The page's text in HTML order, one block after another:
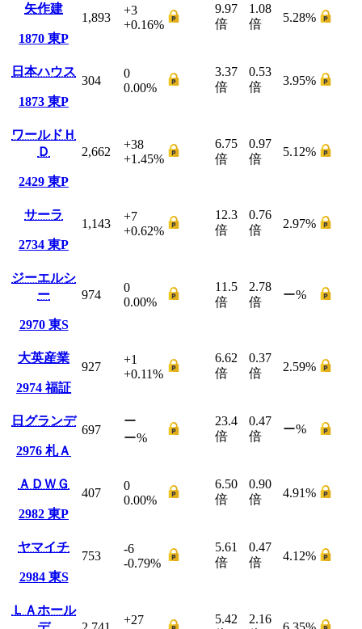
矢作建
1870 東P
1,893
+3
+0.16%
9.97
倍
1.08
倍
5.28%
日本ハウス
1873 東P
304
0
0.00%
3.37
倍
0.53
倍
3.95%
ワールドＨ
Ｄ
2429 東P
2,662
+38
+1.45%
6.75
倍
0.97
倍
5.12%
サーラ
2734 東P
1,143
+7
+0.62%
12.3
倍
0.76
倍
2.97%
ジーエルシ
ー
2970 東S
974
0
0.00%
11.5
倍
2.78
倍
ー%
大英産業
2974福証
927
+1
+0.11%
6.62
倍
0.37
倍
2.59%
日グランデ
2976 札Ａ
697
ー
ー%
23.4
倍
0.47
倍
ー%
ＡＤＷＧ
2982 東P
407
0
0.00%
6.50
倍
0.90
倍
4.91%
ヤマイチ
2984 東S
753
-6
-0.79%
5.61
倍
0.47
倍
4.12%
ＬＡホール
+27
5.42
2.16